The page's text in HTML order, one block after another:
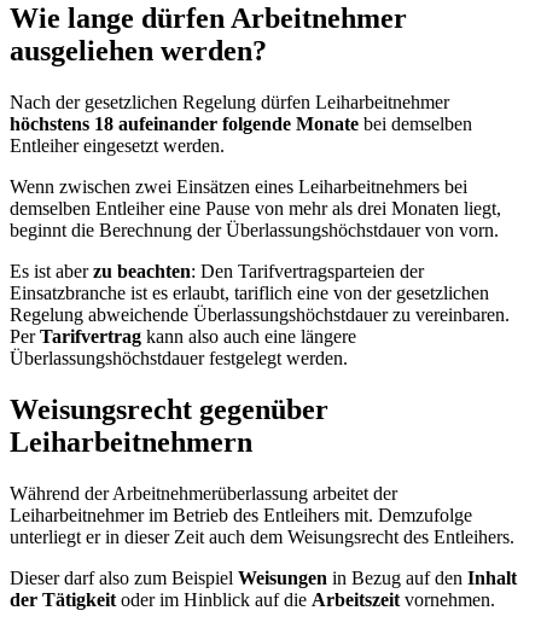
Wie lange dürfen Arbeitnehmer
ausgeliehen werden?
Nach der gesetzlichen Regelung dürfen Leiharbeitnehmer
höchstens 18 aufeinander folgende Monate bei demselben
Entleiher eingesetzt werden.
Wenn zwischen zwei Einsätzen eines Leiharbeitnehmers bei
demselben Entleiher eine Pause von mehr als drei Monaten liegt,
beginnt die Berechnung der Überlassungshöchstdauer von vorn.
Es ist aberzu beachten: Den Tarifvertragsparteien der
Einsatzbranche ist es erlaubt, tariflich eine von der gesetzlichen
Regelung abweichende Überlassungshöchstdauer zu vereinbaren.
PerTarifvertrag kann also auch eine längere
Überlassungshöchstdauer festgelegt werden.
Weisungsrecht gegenüber
Leiharbeitnehmern
Während der Arbeitnehmerüberlassung arbeitet der
Leiharbeitnehmer im Betrieb des Entleihers mit. Demzufolge
unterliegt er in dieser Zeit auch dem Weisungsrecht des Entleihers.
Dieser darf also zum Beispiel Weisungen in Bezug auf den Inhalt
der Tätigkeit oder im Hinblick auf die Arbeitszeit vornehmen.